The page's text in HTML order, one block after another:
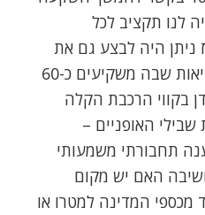
לנו תקציב לכל
ניתן היה לבצע גם את
המטרו במקביל. אבל במציאות שבה משקיעים כ-60
בקווי הרכבת הקלה
שבילי האופניים –
תחבורתי משמעותי
האם יש מקום
כ-80 מיליארד מכספי המדינה למטרו או